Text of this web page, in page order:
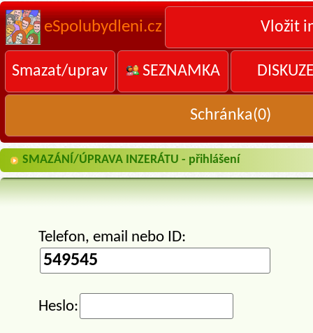
eSpolubydleni.cz Vložit
Smazat/uprav SEZNAMKA
Schránka(0)
SMAZÁNÍ/ÚPRAVA INZERÁTU - přihlášení
Telefon, email nebo ID:
Heslo: